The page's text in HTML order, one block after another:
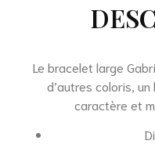
Le bracelet large
d’autres coloris,
caractère et